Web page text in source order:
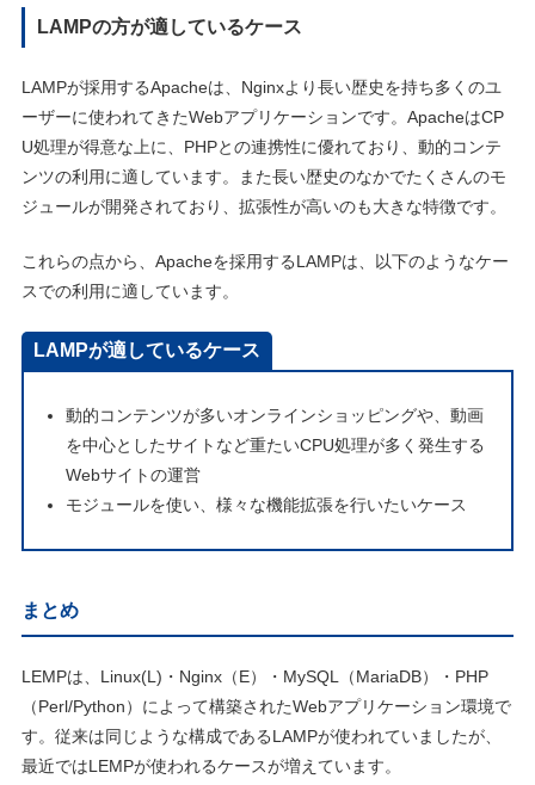
LAMPの方が適しているケース
LAMPが採用するApacheは、Nginxより長い歴史を持ち多くのユ
ーザーに使われてきたWebアプリケーションです。ApacheはCP
U処理が得意な上に、PHPとの連携性に優れており、動的コンテ
ンツの利用に適しています。また長い歴史のなかでたくさんのモ
ジュールが開発されており、拡張性が高いのも大きな特徴です。
これらの点から、Apacheを採用するLAMPは、以下のようなケー
スでの利用に適しています。
LAMPが適しているケース
動的コンテンツが多いオンラインショッピングや、動画
を中心としたサイトなど重たいCPU処理が多く発生する
Webサイトの運営
モジュールを使い、様々な機能拡張を行いたいケース
まとめ
LEMPは、Linux(L)・Nginx（E）・MySQL（MariaDB）・PHP
（Perl/Python）によって構築されたWebアプリケーション環境で
す。従来は同じような構成であるLAMPが使われていましたが、
最近ではLEMPが使われるケースが増えています。